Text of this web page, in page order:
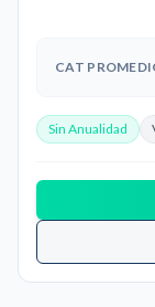
CAT
Sin Anualidad